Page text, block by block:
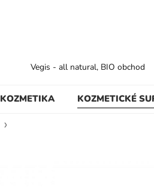
KOZMETIKA KOZMETICKÉ
Vegis - all natural, BIO obchod